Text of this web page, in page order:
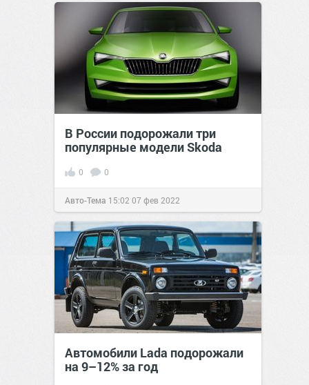
В России подорожали три
популярные модели Skoda
0 0
Авто-Тема 15:02 07 фев 2022
Автомобили Lada подорожали
на 9–12% за год